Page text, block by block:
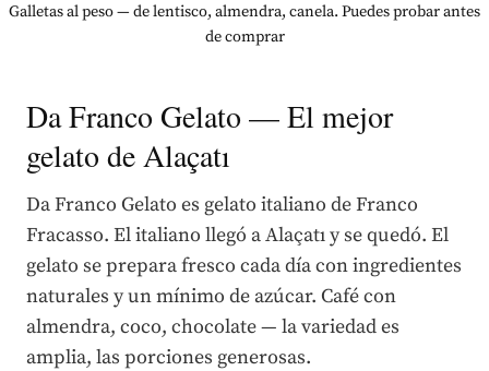
Galletas al peso — de lentisco, almendra, canela. Puedes probar antes
de comprar
Da Franco Gelato — El mejor
gelato de Alaçatı
Da Franco Gelato es gelato italiano de Franco
Fracasso. El italiano llegó a Alaçatı y se quedó. El
gelato se prepara fresco cada día con ingredientes
naturales y un mínimo de azúcar. Café con
almendra, coco, chocolate — la variedad es
amplia, las porciones generosas.